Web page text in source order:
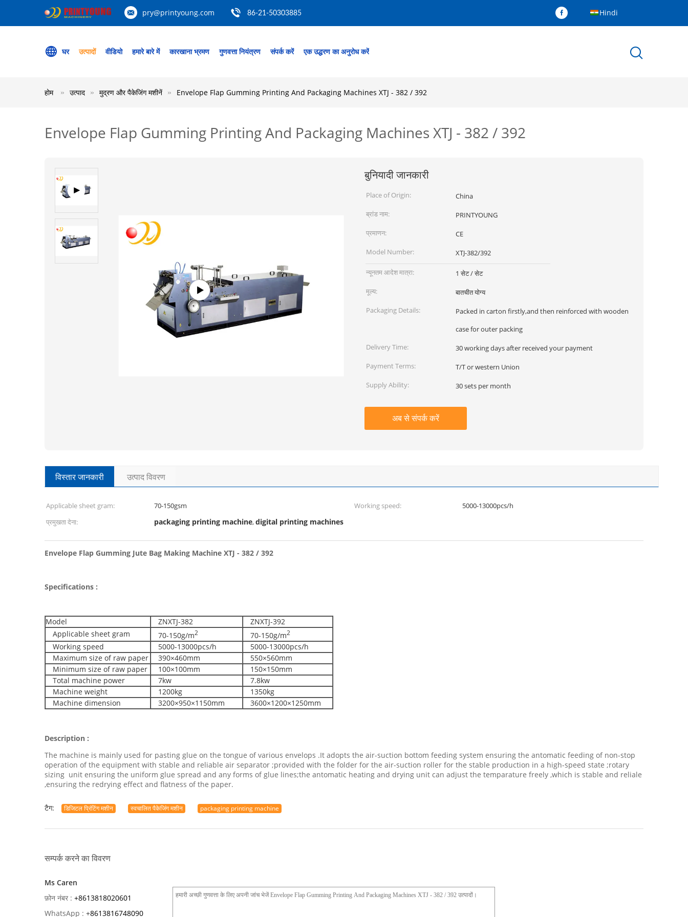
pry@printyoung.com 86-21-50303885 Hindi
घर उत्पादों वीडियो हमारे बारे में कारखाना भ्रमण गुणवत्ता नियंत्रण संपर्क करें एक उद्धरण का अनुरोध करें
होम उत्पाद मुद्रण और पैकेजिंग मशीनें Envelope Flap Gumming Printing And Packaging Machines XTJ - 382 / 392
Envelope Flap Gumming Printing And Packaging Machines XTJ - 382 / 392
बुनियादी जानकारी
Place of Origin:
China
ब्रांड नाम:
PRINTYOUNG
प्रमाणन:
CE
Model Number:
XTJ-382/392
न्यूनतम आदेश मात्रा:
1 सेट / सेट
मूल्य:
बातचीत योग्य
Packaging Details:
Packed in carton firstly,and then reinforced with wooden
case for outer packing
Delivery Time:
30 working days after received your payment
Payment Terms:
T/T or western Union
Supply Ability:
30 sets per month
अब से संपर्क करें
विस्तार जानकारी उत्पाद विवरण
Applicable sheet gram: 70-150gsm Working speed:
5000-13000pcs/h
प्रमुखता देना:
packaging printing machine,digital printing machines
Envelope Flap Gumming Jute Bag Making Machine XTJ - 382 / 392
Specifications :
Model ZNXTJ-382
ZNXTJ-392
Applicable sheet gram
70-150g/m2 70-150g/m2
Working speed 5000-13000pcs/h
5000-13000pcs/h
Maximum size of raw paper
390×460mm
550×560mm
Minimum size of raw paper
100×100mm
150×150mm
Total machine power
7kw
7.8kw
Machine weight
1200kg
1350kg
Machine dimension
3200×950×1150mm 3600×1200×1250mm
Description :
The machine is mainly used for pasting glue on the tongue of various envelops .It adopts the air-suction bottom feeding system ensuring the antomatic feeding of non-stop
operation of the equipment with stable and reliable air separator ;provided with the folder for the air-suction roller for the stable production in a high-speed state ;rotary
sizing unit ensuring the uniform glue spread and any forms of glue lines;the antomatic heating and drying unit can adjust the temparature freely ,which is stable and reliale
,ensuring the redrying effect and flatness of the paper.
टैग: डिजिटल प्रिंटिंग मशीन स्वचालित पैकेजिंग मशीन packaging printing machine
सम्पर्क करने का विवरण
Ms Caren
फ़ोन नंबर : +8613818020601
WhatsApp : +8613816748090